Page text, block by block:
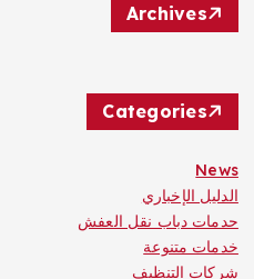
Archives
Categories
News
الدليل الإخباري
حدمات دباب نقل العفش
خدمات متنوعة
شركات التنظيف